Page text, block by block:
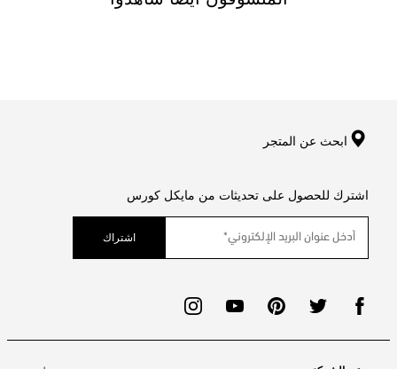
ابحث عن المتجر
اشترك للحصول على تحديثات من مايكل كورس
اشتراك